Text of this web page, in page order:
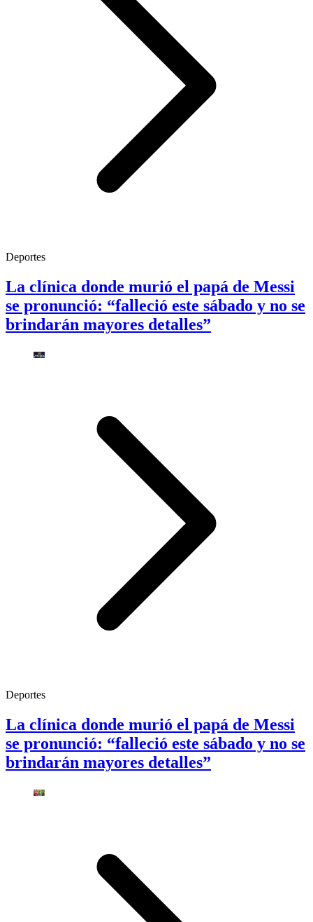
Deportes
La clínica donde murió el papá de Messi
se pronunció: “falleció este sábado y no se
brindarán mayores detalles”
Deportes
La clínica donde murió el papá de Messi
se pronunció: “falleció este sábado y no se
brindarán mayores detalles”